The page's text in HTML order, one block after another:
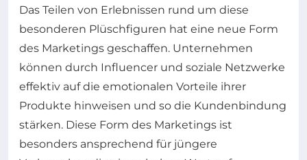
Das Teilen von Erlebnissen rund um diese
besonderen Plüschfiguren hat eine neue Form
des Marketings geschaffen. Unternehmen
können durch Influencer und soziale Netzwerke
effektiv auf die emotionalen Vorteile ihrer
Produkte hinweisen und so die Kundenbindung
stärken. Diese Form des Marketings ist
besonders ansprechend für jüngere